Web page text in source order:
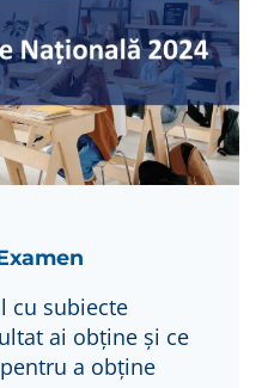
cu subiecte
ai obține și ce
a obține